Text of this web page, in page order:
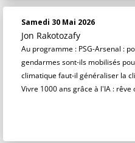
Samedi 30 Mai 2026
Jon Rakotozafy
Au programme : PSG-Arsenal :
gendarmes sont-ils mobilisés
climatique faut-il généraliser la
Vivre 1000 ans grâce à l'IA : rêve